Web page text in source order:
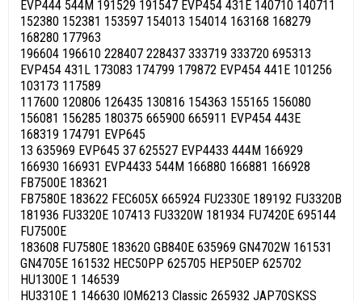
EVP444 544M 191529 191547 EVP454 431E 140710 140711
152380 152381 153597 154013 154014 163168 168279
168280 177963
196604 196610 228407 228437 333719 333720 695313
EVP454 431L 173083 174799 179872 EVP454 441E 101256
103173 117589
117600 120806 126435 130816 154363 155165 156080
156081 156285 180375 665900 665911 EVP454 443E
168319 174791 EVP645
13 635969 EVP645 37 625527 EVP4433 444M 166929
166930 166931 EVP4433 544M 166880 166881 166928
FB7500E 183621
FB7580E 183622 FEC605X 665924 FU2330E 189192 FU3320B
181936 FU3320E 107413 FU3320W 181934 FU7420E 695144
FU7500E
183608 FU7580E 183620 GB840E 635969 GN4702W 161531
GN4705E 161532 HEC50PP 625705 HEP50EP 625702
HU1300E 1 146539
HU3310E 1 146630 IOM6213 Classic 265932 JAP70SKSS